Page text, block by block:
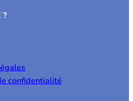
?
confidentialité